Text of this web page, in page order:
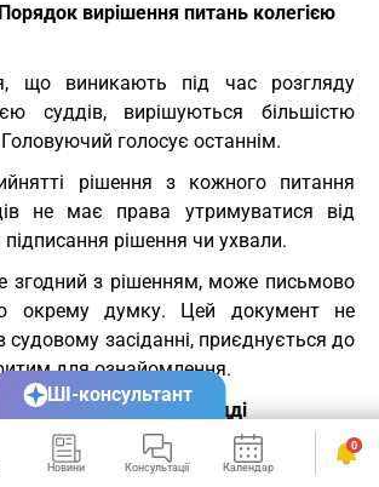
Порядок вирішення питань колегією
що виникають під час розгляду
суддів, вирішуються більшістю
Головуючий голосує останнім.
рішення з кожного питання
не має права утримуватися від
рішення чи ухвали.
згодний з рішенням, може письмово
окрему думку. Цей документ не
судовому засіданні, приєднується до
для ознайомлення.
Підстави для відводу судді
брати участі в розгляді справи і
(самовідводу), якщо:
Новини Консультації Календар Сервіси
0
ШІ-консультант